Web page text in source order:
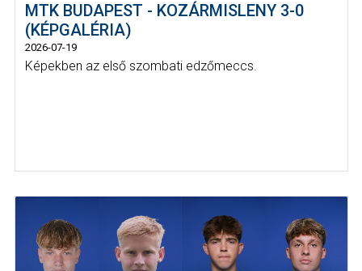
MTK BUDAPEST - KOZÁRMISLENY 3-0
(KÉPGALÉRIA)
2026-07-19
Képekben az első szombati edzőmeccs.